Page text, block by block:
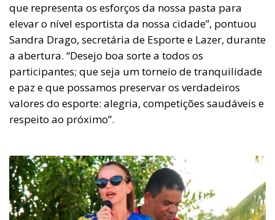
que representa os esforços da nossa pasta para
elevar o nível esportista da nossa cidade”, pontuou
Sandra Drago, secretária de Esporte e Lazer, durante
a abertura. “Desejo boa sorte a todos os
participantes; que seja um torneio de tranquilidade
e paz e que possamos preservar os verdadeiros
valores do esporte: alegria, competições saudáveis e
respeito ao próximo”.